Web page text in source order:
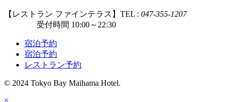
【レストラン ファインテラス】TEL : 047-355-1207
受付時間 10:00～22:30
宿泊予約
宿泊予約
レストラン予約
© 2024 Tokyo Bay Maihama Hotel.
×